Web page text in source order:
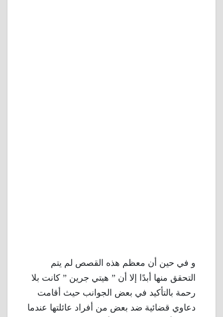
و في حين أن معظم هذه القصص لم يتم
التحقق منها أبدًا إلا أن ” هيتي جرين ” كانت بلا
رحمة بالتأكيد في بعض الجوانب حيث أقامت
دعاوي قضائية ضد بعض من أفراد عائلتها عندما